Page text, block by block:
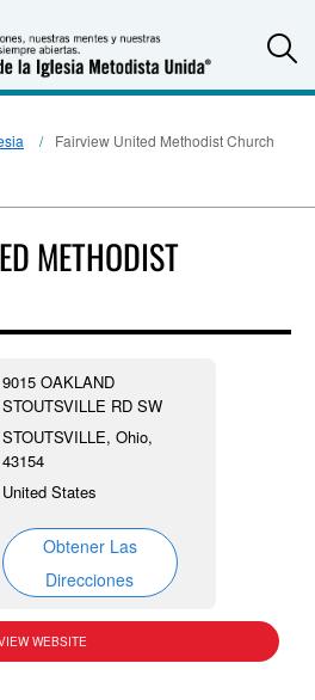
Fairview United Methodist Church
METHODIST
9015 OAKLAND
STOUTSVILLE RD SW
STOUTSVILLE, Ohio,
43154
United States
Obtener Las
Direcciones
WEBSITE